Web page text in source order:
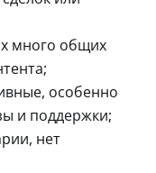
много общих
особенно
и поддержки;
нет